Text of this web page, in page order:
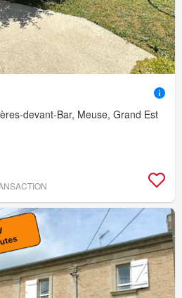
devant-Bar, Meuse, Grand Est